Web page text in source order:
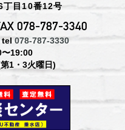
丁目10番12号
078-787-3340
tel078-787-3330
19:00
1・3火曜日)